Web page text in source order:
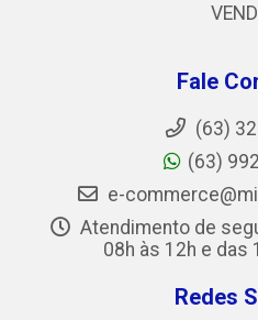
Fale
(63)
(63)
e-
Atendimento de
08h às 12h e das
Redes